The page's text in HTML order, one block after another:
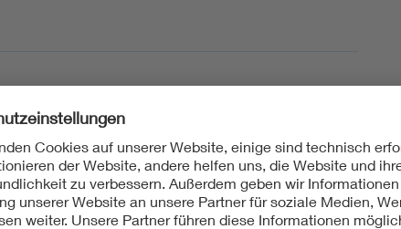
02
für WPT - Drahtloses Laden von Gerät zu
Geräte mit drahtlosem Power TX/RX-Modul (IEC
Deutsch und Englisch